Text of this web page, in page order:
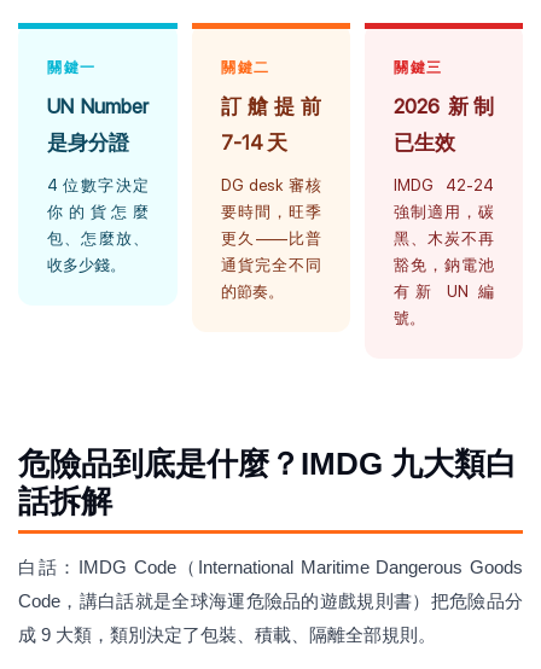
關鍵一
UN Number
是身分證
4 位數字決定
你的貨怎麼
包、怎麼放、
收多少錢。
關鍵二
訂艙提前
7-14 天
DG desk 審核
要時間，旺季
更久——比普
通貨完全不同
的節奏。
關鍵三
2026 新制
已生效
IMDG 42-24
強制適用，碳
黑、木炭不再
豁免，鈉電池
有新 UN 編
號。
危險品到底是什麼？IMDG 九大類白
話拆解
白話：IMDG Code（International Maritime Dangerous Goods
Code，講白話就是全球海運危險品的遊戲規則書）把危險品分
成 9 大類，類別決定了包裝、積載、隔離全部規則。